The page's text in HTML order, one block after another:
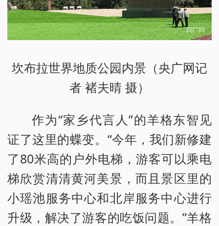
坎布拉世界地质公园内景（央广网记
者 褚夫晴 摄）
作为“家乡代言人”的羊格东智见
证了这里的蝶变。“今年，我们新修建
了80米高的户外电梯，游客可以乘电
梯欣赏清清黄河美景，而且景区里的
小瑶池服务中心和北岸服务中心进行
升级，解决了游客的吃饭问题。”羊格